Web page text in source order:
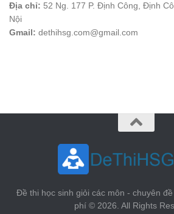
Địa chỉ: 52 Ng. 177 P. Định Công, Định
Nội
Gmail: dethihsg.com@gmail.com
Đề thi học sinh giỏi các môn - chuyên
phí © 2026. All Rights